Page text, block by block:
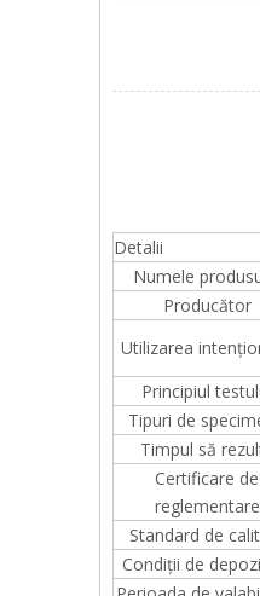
Detalii
Numele
Producător
Utilizarea
Principiul
Tipuri de
Timpul să
Certificare de
reglementare
Standard de
Condiții de